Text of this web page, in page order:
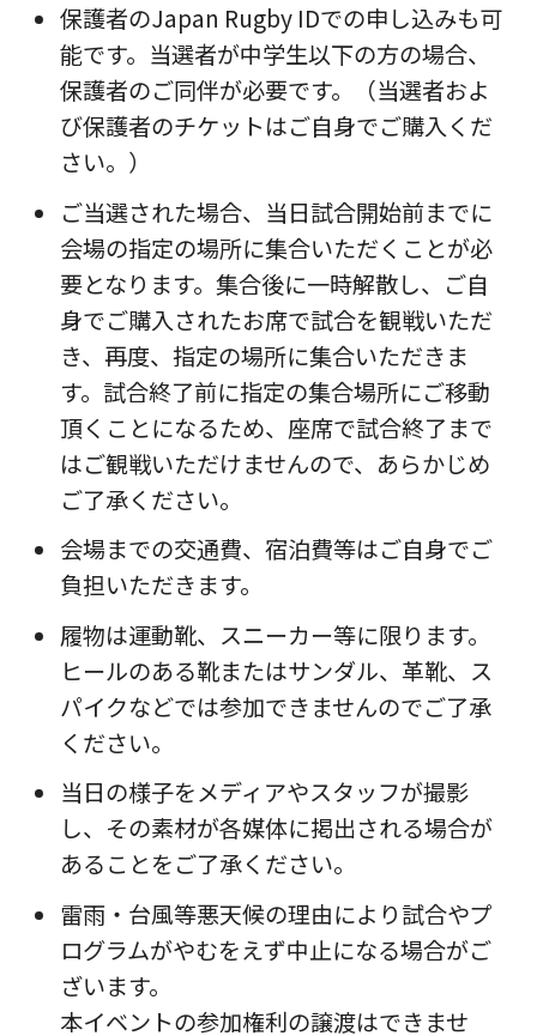
保護者のJapan Rugby IDでの申し込みも可
能です。当選者が中学生以下の方の場合、
保護者のご同伴が必要です。（当選者およ
び保護者のチケットはご自身でご購入くだ
さい。）
ご当選された場合、当日試合開始前までに
会場の指定の場所に集合いただくことが必
要となります。集合後に一時解散し、ご自
身でご購入されたお席で試合を観戦いただ
き、再度、指定の場所に集合いただきま
す。試合終了前に指定の集合場所にご移動
頂くことになるため、座席で試合終了まで
はご観戦いただけませんので、あらかじめ
ご了承ください。
会場までの交通費、宿泊費等はご自身でご
負担いただきます。
履物は運動靴、スニーカー等に限ります。
ヒールのある靴またはサンダル、革靴、ス
パイクなどでは参加できませんのでご了承
ください。
当日の様子をメディアやスタッフが撮影
し、その素材が各媒体に掲出される場合が
あることをご了承ください。
雷雨・台風等悪天候の理由により試合やプ
ログラムがやむをえず中止になる場合がご
ざいます。
本イベントの参加権利の譲渡はできませ